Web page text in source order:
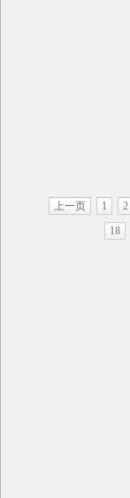
上一页 1 2
18